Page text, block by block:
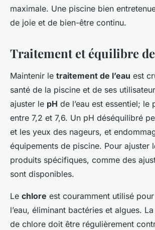
maximale. Une piscine bien
de joie et de bien-être continu.
Traitement et équilibre de
Maintenir le traitement de l’eau est
santé de la piscine et de ses
ajuster le pH de l’eau est essentiel; le
entre 7,2 et 7,6. Un pH déséquilibré
et les yeux des nageurs, et
équipements de piscine. Pour ajuster
produits spécifiques, comme des
sont disponibles.
Le chlore est couramment utilisé
l’eau, éliminant bactéries et algues.
de chlore doit être régulièrement